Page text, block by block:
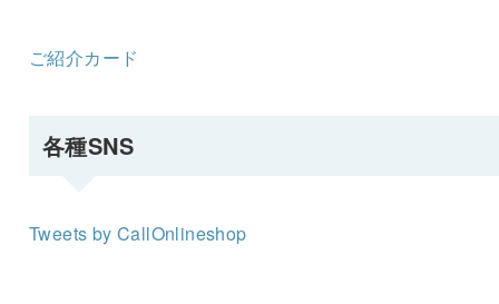
ご紹介カード
各種SNS
Tweets by CallOnlineshop